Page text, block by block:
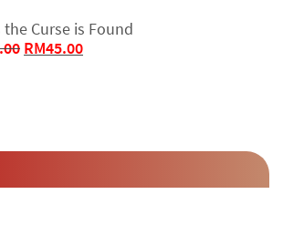
RM66.00。
格
为：
the Curse is Found
原
RM45.00当
RM45.00。